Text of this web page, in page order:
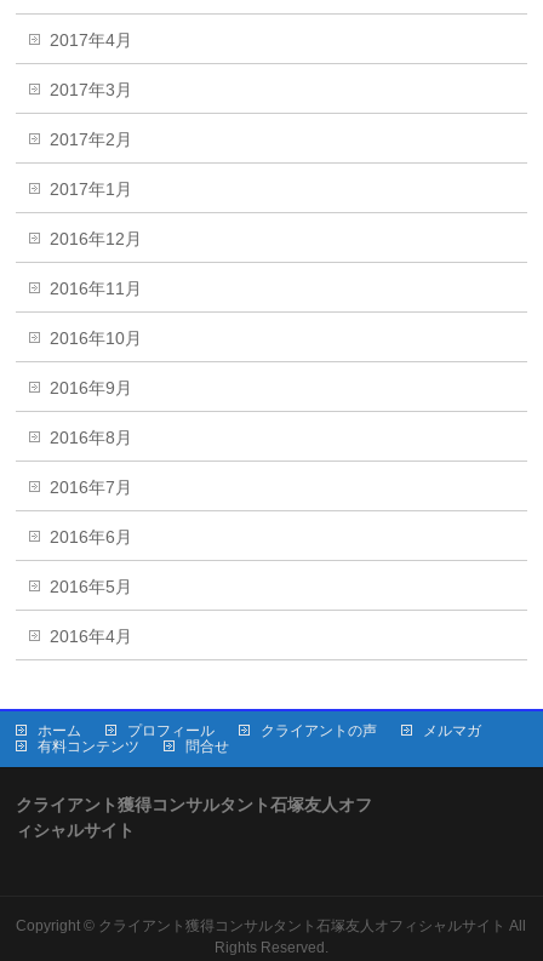
2017年4月
2017年3月
2017年2月
2017年1月
2016年12月
2016年11月
2016年10月
2016年9月
2016年8月
2016年7月
2016年6月
2016年5月
2016年4月
ホーム プロフィール クライアントの声
メルマガ
有料コンテンツ
問合せ
クライアント獲得コンサルタント石塚友人オフ
ィシャルサイト
Copyright © クライアント獲得コンサルタント石塚友人オフィシャルサイト All
Rights Reserved.